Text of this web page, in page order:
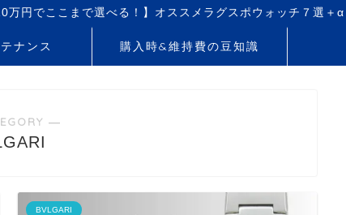
万円でここまで選べる！】オススメラグスポウォッチ７選＋α
ナンス 購入時&維持費の豆知識
―
BVLGARI